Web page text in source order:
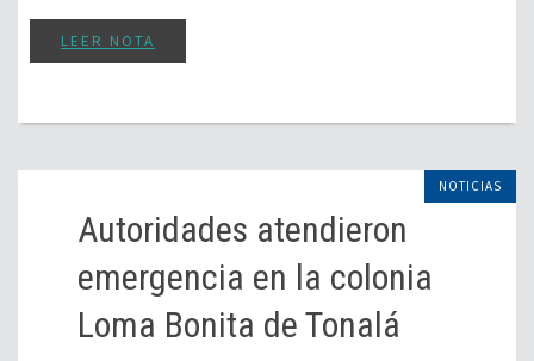
LEER NOTA
NOTICIAS
Autoridades atendieron
emergencia en la colonia
Loma Bonita de Tonalá